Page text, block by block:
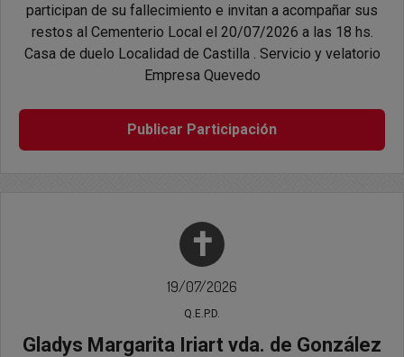
participan de su fallecimiento e invitan a acompañar sus
restos al Cementerio Local el 20/07/2026 a las 18 hs.
Casa de duelo Localidad de Castilla . Servicio y velatorio
Empresa Quevedo
Publicar Participación
✝
19/07/2026
Q.E.P.D.
Gladys Margarita Iriart vda. de González